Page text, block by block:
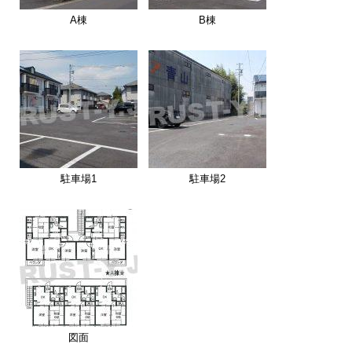
A棟 B棟
駐車場1 駐車場2
図面